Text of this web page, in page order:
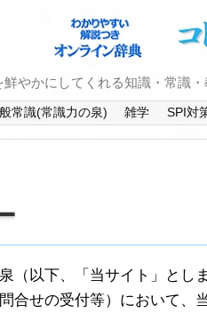
鮮やかにしてくれる知識・常識
常識(常識力の泉) 雑学 SPI対
（以下、「当サイト」とし
合せの受付等）において、